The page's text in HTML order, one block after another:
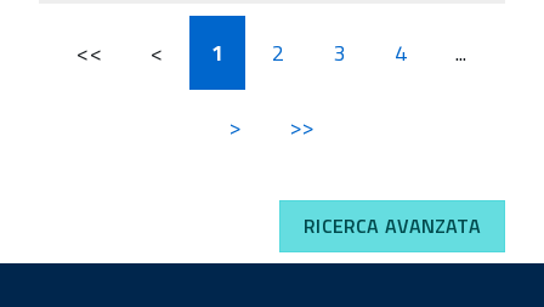
<< < 1 2 3 4 ...
> >>
RICERCA AVANZATA